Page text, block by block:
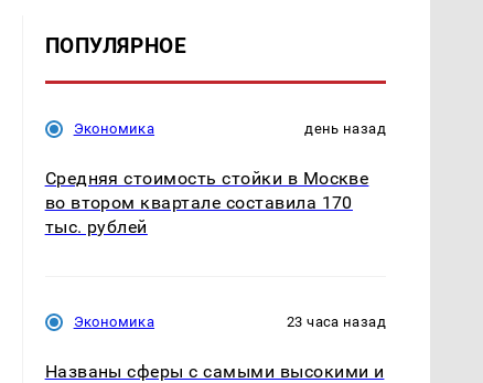
ПОПУЛЯРНОЕ
Экономика день назад
Средняя стоимость стойки в Москве
во втором квартале составила 170
тыс. рублей
Экономика 23 часа назад
Названы сферы с самыми высокими и